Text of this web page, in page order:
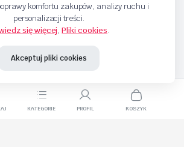
komfortu zakupów, analizy ruchu i
personalizacji treści.
się więcej,Pliki cookies.
Akceptuj pliki cookies
KATEGORIE PROFIL KOSZYK